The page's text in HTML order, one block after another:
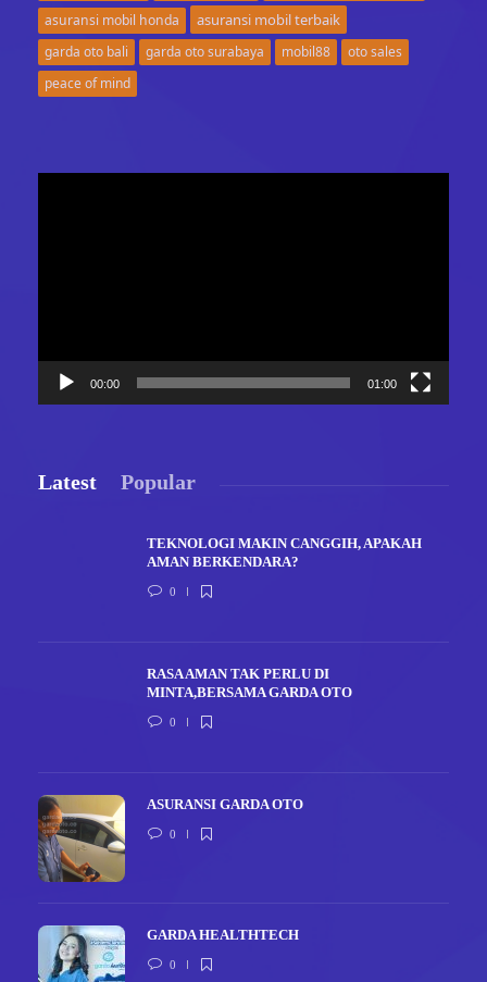
asuransi mobil honda
asuransi mobil terbaik
garda oto bali garda oto surabaya mobil88
oto sales
peace of mind
00:00 01:00
Latest Popular
TEKNOLOGI MAKIN CANGGIH, APAKAH
AMAN BERKENDARA?
0
RASA AMAN TAK PERLU DI
MINTA,BERSAMA GARDA OTO
0
ASURANSI GARDA OTO
0
GARDA HEALTHTECH
0